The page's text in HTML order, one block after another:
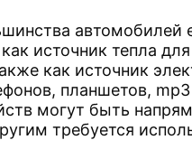
автомобилей
источник тепла
как источник
планшетов,
могут быть
требуется